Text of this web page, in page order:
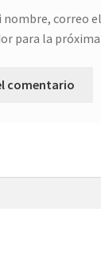
nombre, correo
para la